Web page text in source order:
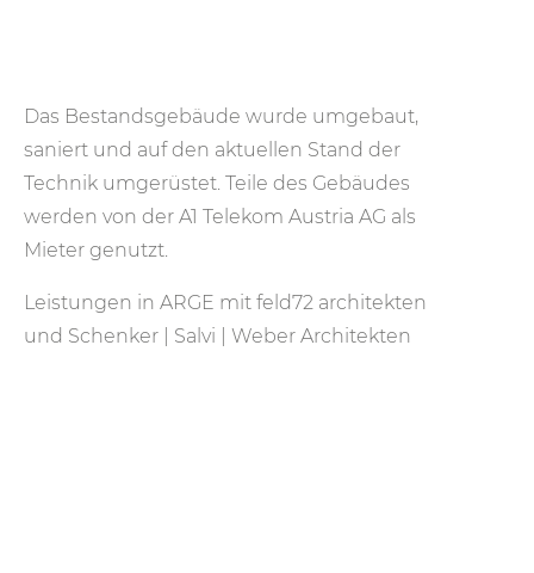
Das Bestandsgebäude wurde umgebaut,
saniert und auf den aktuellen Stand der
Technik umgerüstet. Teile des Gebäudes
werden von der A1 Telekom Austria AG als
Mieter genutzt.
Leistungen in ARGE mit feld72 architekten
und Schenker | Salvi | Weber Architekten